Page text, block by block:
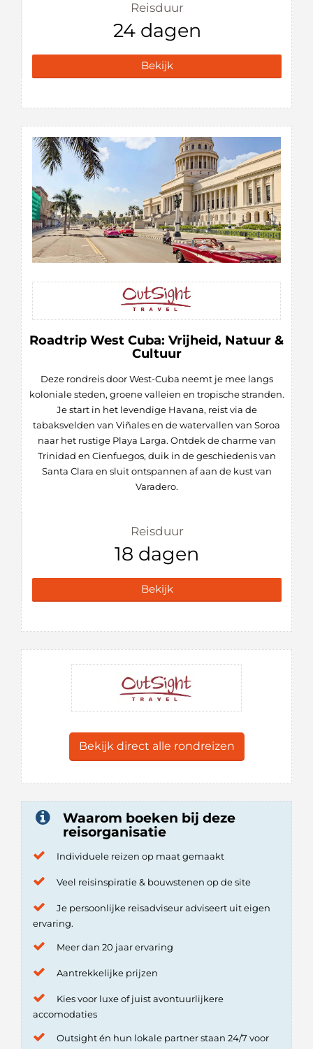
Reisduur
24 dagen
Bekijk
Roadtrip West Cuba: Vrijheid, Natuur &
Cultuur
Deze rondreis door West-Cuba neemt je mee langs
koloniale steden, groene valleien en tropische stranden.
Je start in het levendige Havana, reist via de
tabaksvelden van Viñales en de watervallen van Soroa
naar het rustige Playa Larga. Ontdek de charme van
Trinidad en Cienfuegos, duik in de geschiedenis van
Santa Clara en sluit ontspannen af aan de kust van
Varadero.
Reisduur
18 dagen
Bekijk
Bekijk direct alle rondreizen
Waarom boeken bij deze
reisorganisatie
Individuele reizen op maat gemaakt
Veel reisinspiratie & bouwstenen op de site
Je persoonlijke reisadviseur adviseert uit eigen
ervaring.
Meer dan 20 jaar ervaring
Aantrekkelijke prijzen
Kies voor luxe of juist avontuurlijkere
accomodaties
Outsight én hun lokale partner staan 24/7 voor